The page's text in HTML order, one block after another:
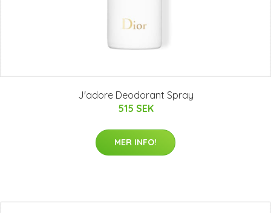
J'adore Deodorant Spray
515 SEK
MER INFO!